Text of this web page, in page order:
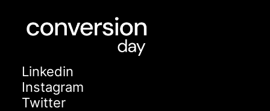
Linkedin
Instagram
Twitter